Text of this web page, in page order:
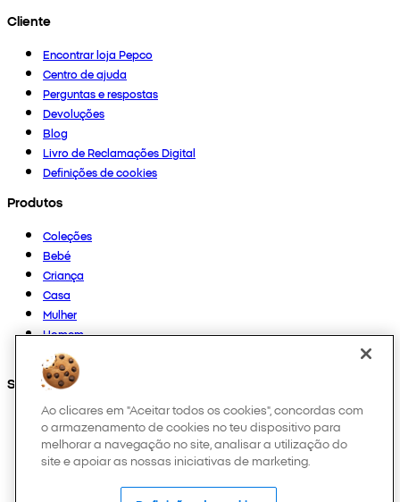
Cliente
Encontrar loja Pepco
Centro de ajuda
Perguntas e respostas
Devoluções
Blog
Livro de Reclamações Digital
Definições de cookies
Produtos
Coleções
Bebé
Criança
Casa
Mulher
Homem
Outros
Segue-nos em
Ao clicares em "Aceitar todos os cookies", concordas com
o armazenamento de cookies no teu dispositivo para
melhorar a navegação no site, analisar a utilização do
site e apoiar as nossas iniciativas de marketing.